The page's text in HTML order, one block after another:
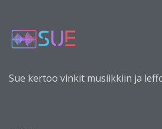
Sue kertoo vinkit musiikkiin ja